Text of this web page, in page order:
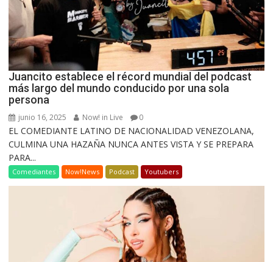
Juancito establece el récord mundial del podcast
más largo del mundo conducido por una sola
persona
junio 16, 2025 Now! in Live 0
EL COMEDIANTE LATINO DE NACIONALIDAD VENEZOLANA,
CULMINA UNA HAZAÑA NUNCA ANTES VISTA Y SE PREPARA
PARA...
Comediantes Now!News Podcast Youtubers